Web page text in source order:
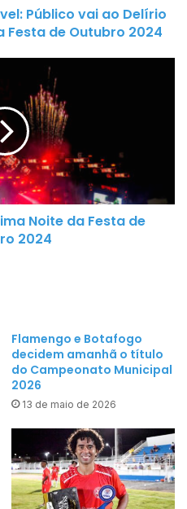
Público vai ao Delírio
Festa de Outubro 2024
Noite da Festa de
2024
Flamengo e Botafogo
decidem amanhã o título
do Campeonato Municipal
2026
13 de maio de 2026